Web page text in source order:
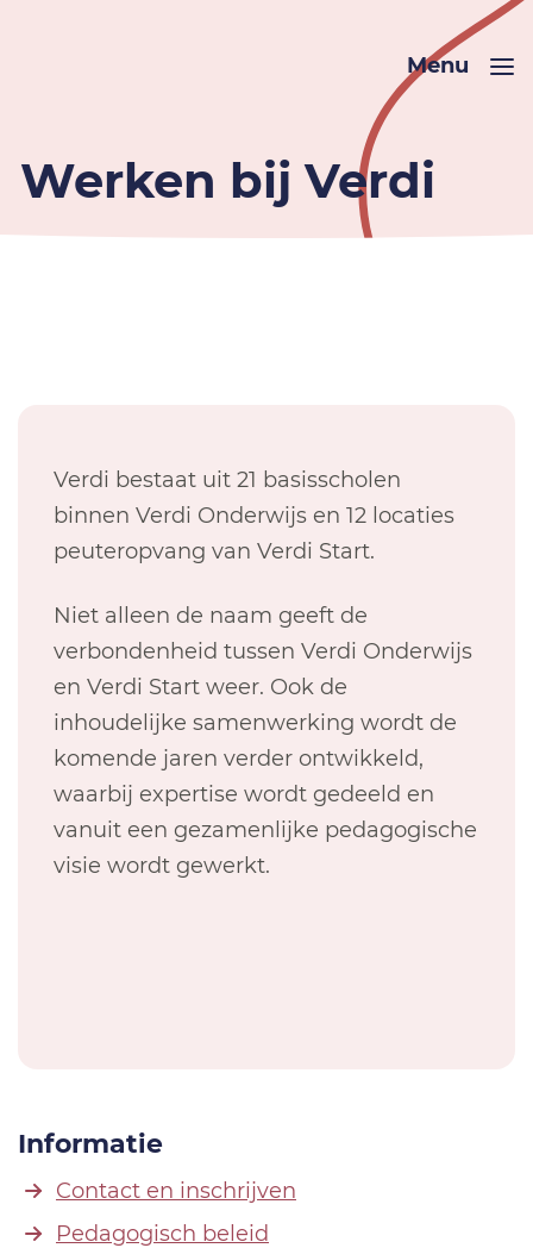
Menu
Werken bij Verdi
Verdi bestaat uit 21 basisscholen
binnen Verdi Onderwijs en 12 locaties
peuteropvang van Verdi Start.
Niet alleen de naam geeft de
verbondenheid tussen Verdi Onderwijs
en Verdi Start weer. Ook de
inhoudelijke samenwerking wordt de
komende jaren verder ontwikkeld,
waarbij expertise wordt gedeeld en
vanuit een gezamenlijke pedagogische
visie wordt gewerkt.
Informatie
Contact en inschrijven
Pedagogisch beleid